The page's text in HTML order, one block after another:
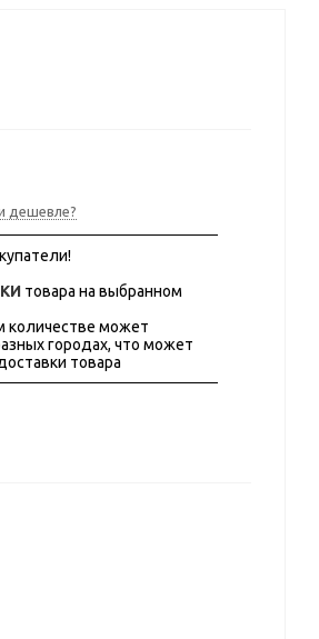
дешевле?
товара на выбранном
количестве может
городах, что может
товара